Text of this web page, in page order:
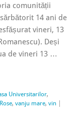
comunității
14 ani de
vineri, 13
Deși
de vineri 13 …
Universitarilor,
Rose, vanju mare, vin